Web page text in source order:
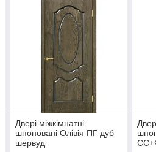
Двері міжкімнатні
шпоновані Олівія ПГ дуб
шервуд